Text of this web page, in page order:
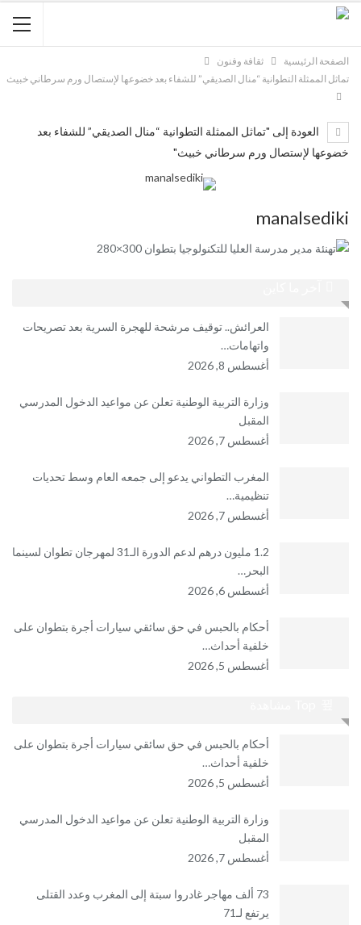
الصفحة الرئيسية
ثقافة وفنون
تماثل الممثلة التطوانية “منال الصديقي” للشفاء بعد خضوعها لإستصال ورم سرطاني خبيث
العودة إلى "تماثل الممثلة التطوانية “منال الصديقي” للشفاء بعد
خضوعها لإستصال ورم سرطاني خبيث"
manalsediki
العرائش.. توقيف مرشحة للهجرة السرية بعد تصريحات
واتهامات…
أغسطس 8, 2026
وزارة التربية الوطنية تعلن عن مواعيد الدخول المدرسي
المقبل
أغسطس 7, 2026
المغرب التطواني يدعو إلى جمعه العام وسط تحديات
تنظيمية…
أغسطس 7, 2026
1.2 مليون درهم لدعم الدورة الـ31 لمهرجان تطوان لسينما
البحر…
أغسطس 6, 2026
أحكام بالحبس في حق سائقي سيارات أجرة بتطوان على
خلفية أحداث…
أغسطس 5, 2026
أحكام بالحبس في حق سائقي سيارات أجرة بتطوان على
خلفية أحداث…
أغسطس 5, 2026
وزارة التربية الوطنية تعلن عن مواعيد الدخول المدرسي
المقبل
أغسطس 7, 2026
73 ألف مهاجر غادروا سبتة إلى المغرب وعدد القتلى
يرتفع لـ71